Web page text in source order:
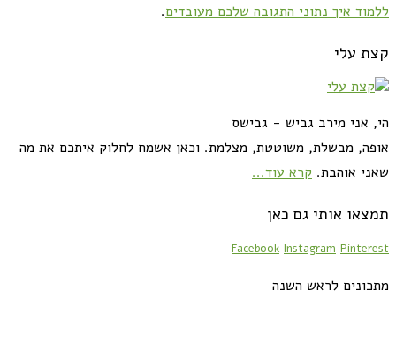
ללמוד איך נתוני התגובה שלכם מעובדים.
קצת עלי
הי, אני מירב גביש - גבישס
אופה, מבשלת, משוטטת, מצלמת. וכאן אשמח לחלוק איתכם את מה
שאני אוהבת. קרא עוד...
תמצאו אותי גם כאן
Facebook Instagram Pinterest
מתכונים לראש השנה